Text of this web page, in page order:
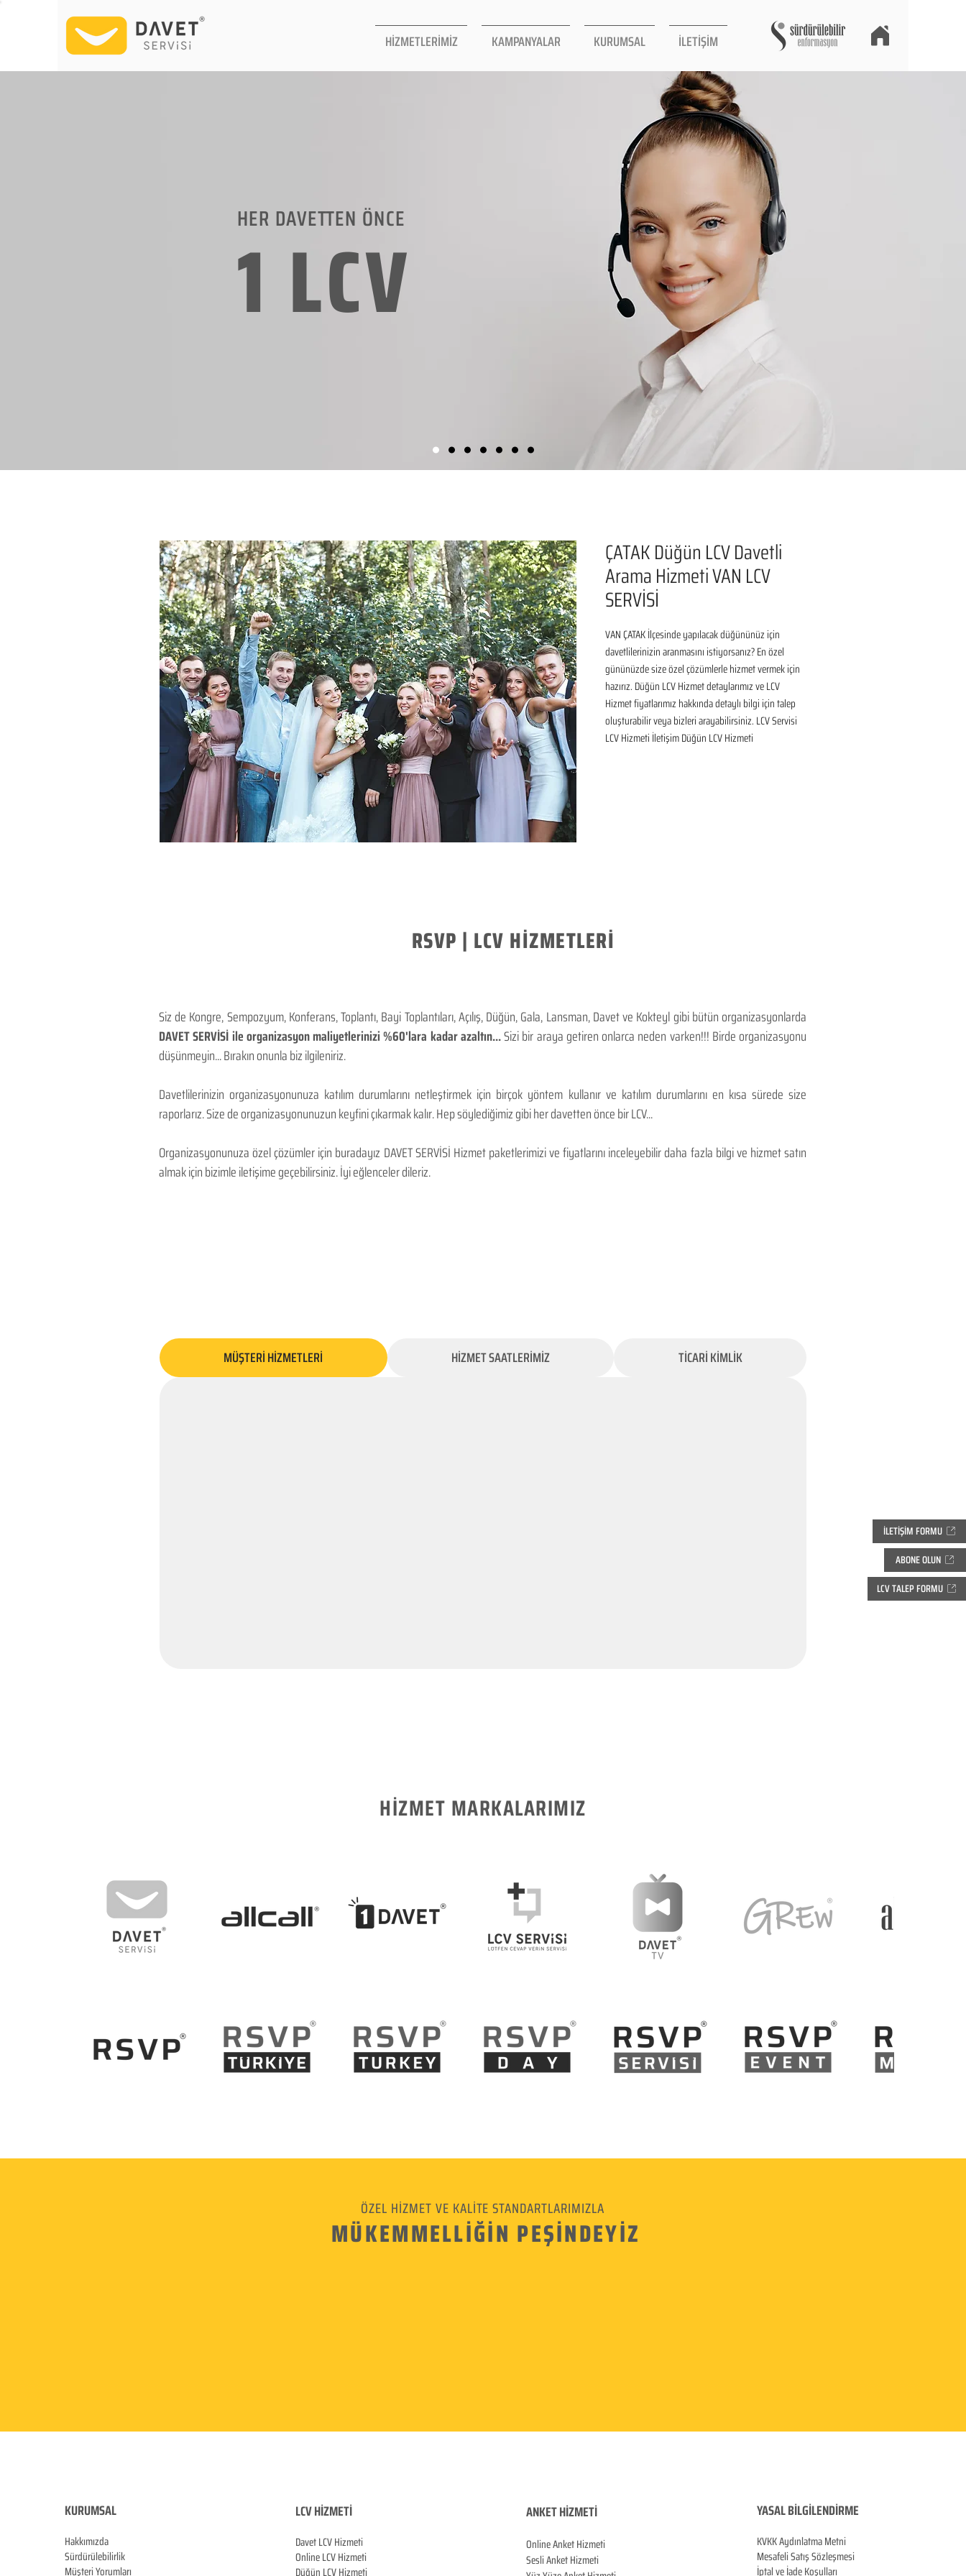
HİZMETLERİMİZ KAMPANYALAR KURUMSAL İLETİŞİM
ABONE OLUN
LCV TALEP FORMU
İLETİŞİM FORMU
HER DAVETTEN ÖNCE
1 LCV
ÇATAK Düğün LCV Davetli
Arama Hizmeti VAN LCV
SERVİSİ
VAN ÇATAK İlçesinde yapılacak düğününüz için
davetlilerinizin aranmasını istiyorsanız? En özel
gününüzde size özel çözümlerle hizmet vermek için
hazırız. Düğün LCV Hizmet detaylarımız ve LCV
Hizmet fiyatlarımız hakkında detaylı bilgi için talep
oluşturabilir veya bizleri arayabilirsiniz. LCV Servisi
LCV Hizmeti İletişim Düğün LCV Hizmeti
RSVP | LCV HİZMETLERİ
Siz de Kongre, Sempozyum, Konferans, Toplantı, Bayi Toplantıları, Açılış, Düğün, Gala, Lansman, Davet ve Kokteyl gibi bütün organizasyonlarda
DAVET SERVİSİ ile organizasyon maliyetlerinizi %60'lara kadar azaltın...Sizi bir araya getiren onlarca neden varken!!! Birde organizasyonu
düşünmeyin... Bırakın onunla biz ilgileniriz.
Davetlilerinizin organizasyonunuza katılım durumlarını netleştirmek için birçok yöntem kullanır ve katılım durumlarını en kısa sürede size
raporlarız. Size de organizasyonunuzun keyfini çıkarmak kalır. Hep söylediğimiz gibi her davetten önce bir LCV...
Organizasyonunuza özel çözümler için buradayız DAVET SERVİSİ Hizmet paketlerimizi ve fiyatlarını inceleyebilir daha fazla bilgi ve hizmet satın
almak için bizimle iletişime geçebilirsiniz. İyi eğlenceler dileriz.
MÜŞTERİ HİZMETLERİ HİZMET SAATLERİMİZ TİCARİ KİMLİK
HİZMET MARKALARIMIZ
ÖZEL HİZMET VE KALİTE STANDARTLARIMIZLA
MÜKEMMELLİĞİN PEŞİNDEYİZ
KURUMSAL
Hakkımızda
Sürdürülebilirlik
Müşteri Yorumları
LCV HİZMETİ
Davet LCV Hizmeti
Online LCV Hizmeti
ANKET HİZMETİ
Online Anket Hizmeti
Sesli Anket Hizmeti
YASAL BİLGİLENDİRME
KVKK AydınlatmaMetni
Mesafeli Satış Sözleşmesi
İptal ve İade Koşulları